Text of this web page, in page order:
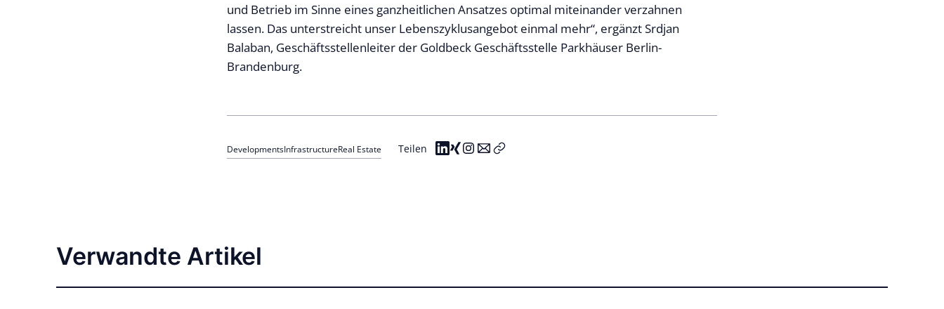
und Betrieb im Sinne eines ganzheitlichen Ansatzes optimal miteinander verzahnen
lassen. Das unterstreicht unser Lebenszyklusangebot einmal mehr“, ergänzt Srdjan
Balaban, Geschäftsstellenleiter der Goldbeck Geschäftsstelle Parkhäuser Berlin-
Brandenburg.
DevelopmentsInfrastructureReal Estate Teilen
Verwandte Artikel